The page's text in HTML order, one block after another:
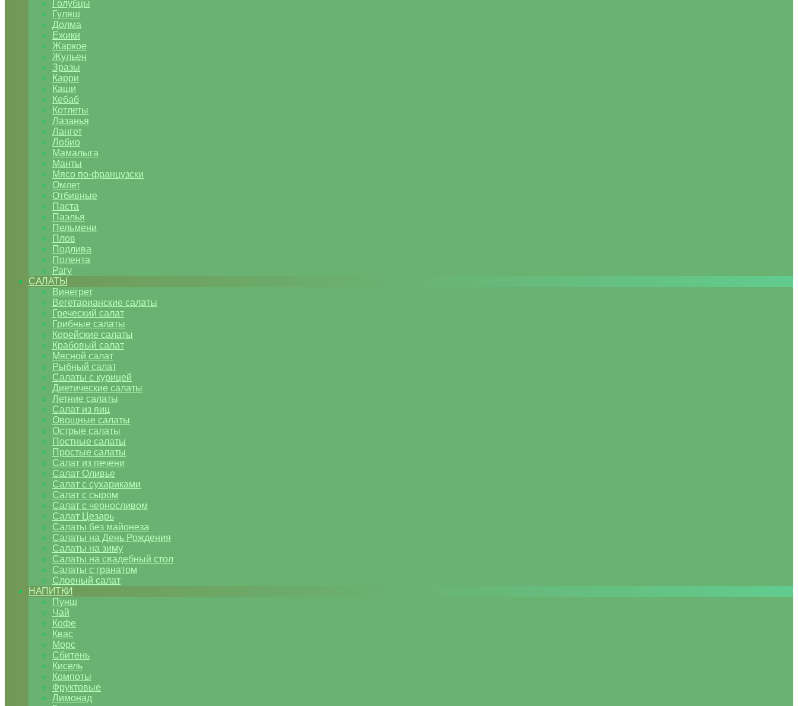
Голубцы
Гуляш
Долма
Ежики
Жаркое
Жульен
Зразы
Карри
Каши
Кебаб
Котлеты
Лазанья
Лангет
Лобио
Мамалыга
Манты
Мясо по-французски
Омлет
Отбивные
Паста
Паэлья
Пельмени
Плов
Подлива
Полента
Рагу
САЛАТЫ
Винегрет
Вегетарианские салаты
Греческий салат
Грибные салаты
Корейские салаты
Крабовый салат
Мясной салат
Рыбный салат
Салаты с курицей
Диетические салаты
Летние салаты
Салат из яиц
Овощные салаты
Острые салаты
Постные салаты
Простые салаты
Салат из печени
Салат Оливье
Салат с сухариками
Салат с сыром
Салат с черносливом
Салат Цезарь
Салаты без майонеза
Салаты на День Рождения
Салаты на зиму
Салаты на свадебный стол
Салаты с гранатом
Слоеный салат
НАПИТКИ
Пунш
Чай
Кофе
Квас
Морс
Сбитень
Кисель
Компоты
Фруктовые
Лимонад